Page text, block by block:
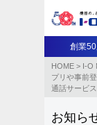
創業
HOME > I-O
プリや事前
通話サービ
お知ら